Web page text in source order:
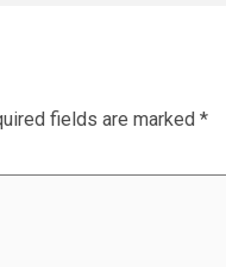
fields are marked *